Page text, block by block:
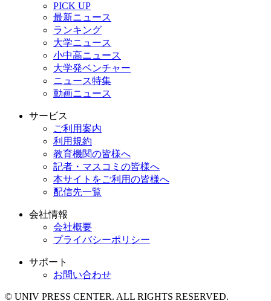
PICK UP
最新ニュース
ランキング
大学ニュース
小中高ニュース
大学発ベンチャー
ニュース特集
動画ニュース
サービス
ご利用案内
利用規約
教育機関の皆様へ
記者・マスコミの皆様へ
本サイトをご利用の皆様へ
配信先一覧
会社情報
会社概要
プライバシーポリシー
サポート
お問い合わせ
© UNIV PRESS CENTER. ALL RIGHTS RESERVED.